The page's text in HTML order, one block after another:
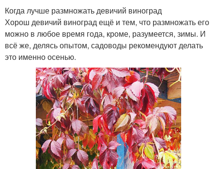
Когда лучше размножать девичий виноград
Хорош девичий виноград ещё и тем, что размножать его
можно в любое время года, кроме, разумеется, зимы. И
всё же, делясь опытом, садоводы рекомендуют делать
это именно осенью.